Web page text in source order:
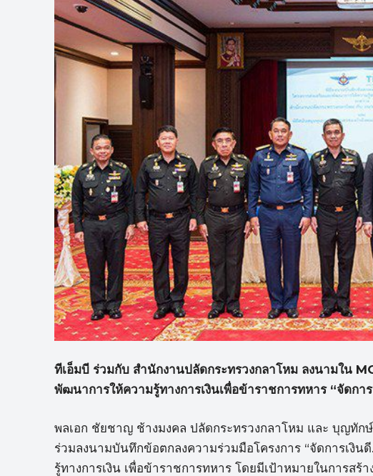
ทีเอ็มบี ร่วมกับ สำนักงานปลัดกระทรวงกลาโหม ลงนามใน
พัฒนาการให้ความรู้ทางการเงินเพื่อข้าราชการทหาร “จัดกา
พลเอก ชัยชาญ ช้างมงคล ปลัดกระทรวงกลาโหม และ บุญทัก
ร่วมลงนามบันทึกข้อตกลงความร่วมมือโครงการ “จัดการเงิ
รู้ทางการเงิน เพื่อข้าราชการทหาร โดยมีเป้าหมายในการสร้